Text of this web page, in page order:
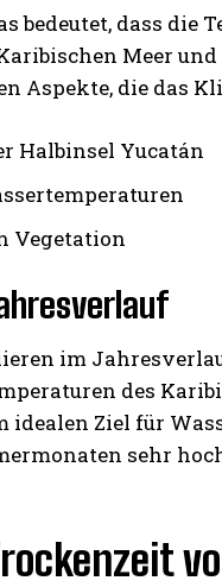
bedeutet, dass die
Meer
Aspekte, die das
Halbinsel Yucatán
Vegetation
im
des
idealen Ziel für
sehr